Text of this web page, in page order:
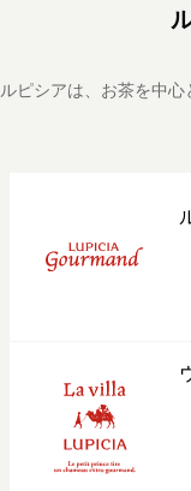
ルピシアは、お茶を中